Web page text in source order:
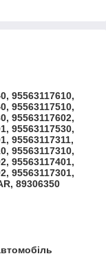
95563117610,
95563117510,
95563117602,
95563117530,
95563117311,
95563117310,
95563117401,
95563117301,
89306350